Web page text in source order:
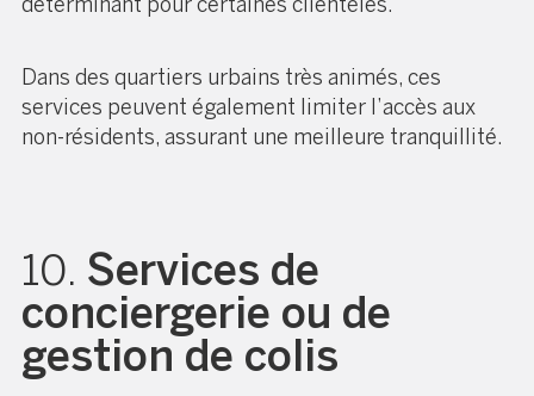
Dans des quartiers urbains très animés, ces
services peuvent également limiter l’accès aux
non-résidents, assurant une meilleure tranquillité.
10. Services de
conciergerie ou de
gestion de colis